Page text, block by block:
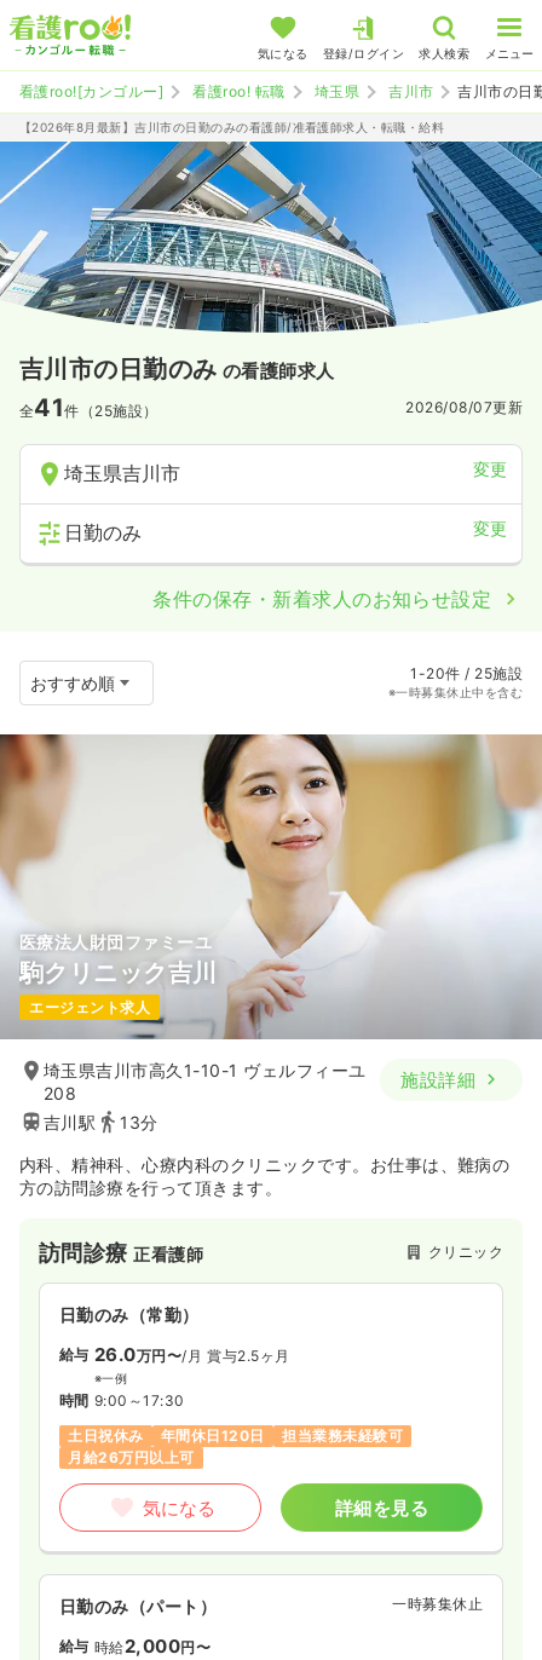
気になる 登録/ログイン 求人検索 メニュー
看護roo![カンゴルー] 看護roo! 転職 埼玉県 吉川市 吉川市の日
【2026年8月最新】吉川市の日勤のみの看護師/准看護師求人・転職・給料
吉川市の日勤のみ の看護師求人
全41件（25施設） 2026/08/07更新
埼玉県吉川市 変更
日勤のみ 変更
条件の保存・新着求人のお知らせ設定
1-20件 / 25施設
※一時募集休止中を含む
医療法人財団ファミーユ
駒クリニック吉川
エージェント求人
埼玉県吉川市高久1-10-1 ヴェルフィーユ
208
吉川駅
13分
施設詳細
内科、精神科、心療内科のクリニックです。お仕事は、難病の
方の訪問診療を行って頂きます。
訪問診療正看護師 クリニック
日勤のみ（常勤）
給与 26.0万円〜/月 賞与2.5ヶ月
※一例
時間 9:00～17:30
土日祝休み
年間休日120日
担当業務未経験可
月給26万円以上可
気になる 詳細を見る
日勤のみ（パート） 一時募集休止
給与 時給2,000円〜